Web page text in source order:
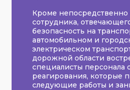
Кроме непосредственно
сотрудника,
безопасность на
автомобильном и
электрическом
дорожной области
специалисты персонала
реагирования, которые
следующие работы и